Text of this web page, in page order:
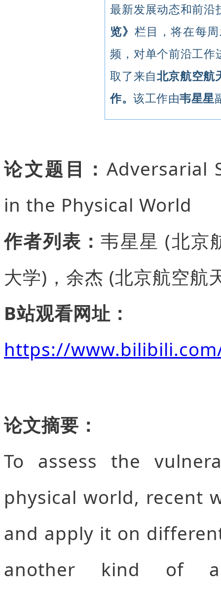
最新发展动态和前沿
览》 栏目，将在每
频，对单个前沿工作
取了来自北京航空航
作。该工作由韦星星
论文题目： Adversarial
in the Physical World
作者列表：韦星星 (北京
大学)，余杰 (北京航空航
B站观看网址：
https://
论文摘要：
To assess the
physical world, recent
and apply it on
another kind of